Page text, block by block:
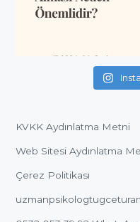
KVKK Aydınlatma Metni
Web Sitesi Aydınlatma
Çerez Politikası